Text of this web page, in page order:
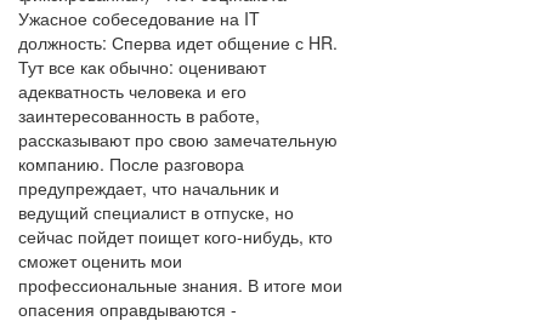
Ужасное собеседование на IT
должность: Сперва идет общение с HR.
Тут все как обычно: оценивают
адекватность человека и его
заинтересованность в работе,
рассказывают про свою замечательную
компанию. После разговора
предупреждает, что начальник и
ведущий специалист в отпуске, но
сейчас пойдет поищет кого-нибудь, кто
сможет оценить мои
профессиональные знания. В итоге мои
опасения оправдываются -